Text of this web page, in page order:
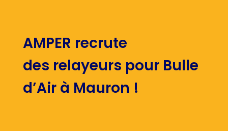
AMPER recrute
des relayeurs pour Bulle
d’Air à Mauron !